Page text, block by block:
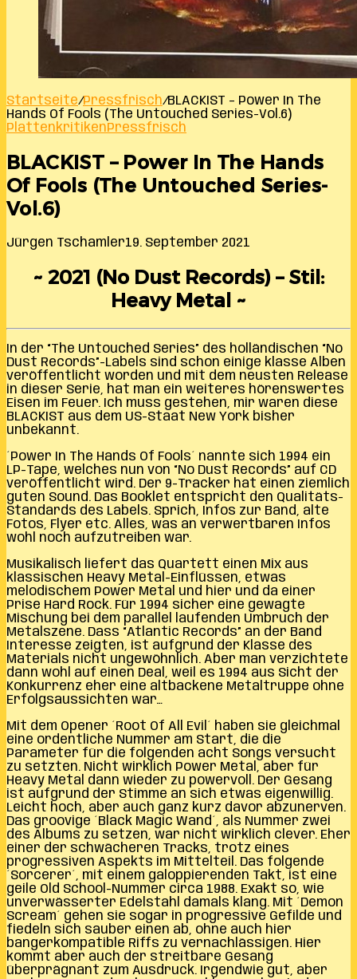
Startseite/Pressfrisch/BLACKIST – Power In The
Hands Of Fools (The Untouched Series-Vol.6)
PlattenkritikenPressfrisch
BLACKIST – Power In The Hands
Of Fools (The Untouched Series-
Vol.6)
Jürgen Tschamler19. September 2021
~ 2021 (No Dust Records) – Stil:
Heavy Metal ~
In der “The Untouched Series” des holländischen “No
Dust Records”-Labels sind schon einige klasse Alben
veröffentlicht worden und mit dem neusten Release
in dieser Serie, hat man ein weiteres hörenswertes
Eisen im Feuer. Ich muss gestehen, mir waren diese
BLACKIST aus dem US-Staat New York bisher
unbekannt.
´Power In The Hands Of Fools´ nannte sich 1994 ein
LP-Tape, welches nun von “No Dust Records” auf CD
veröffentlicht wird. Der 9-Tracker hat einen ziemlich
guten Sound. Das Booklet entspricht den Qualitäts-
Standards des Labels. Sprich, Infos zur Band, alte
Fotos, Flyer etc. Alles, was an verwertbaren Infos
wohl noch aufzutreiben war.
Musikalisch liefert das Quartett einen Mix aus
klassischen Heavy Metal-Einflüssen, etwas
melodischem Power Metal und hier und da einer
Prise Hard Rock. Für 1994 sicher eine gewagte
Mischung bei dem parallel laufenden Umbruch der
Metalszene. Dass “Atlantic Records” an der Band
Interesse zeigten, ist aufgrund der Klasse des
Materials nicht ungewöhnlich. Aber man verzichtete
dann wohl auf einen Deal, weil es 1994 aus Sicht der
Konkurrenz eher eine altbackene Metaltruppe ohne
Erfolgsaussichten war…
Mit dem Opener ´Root Of All Evil´ haben sie gleichmal
eine ordentliche Nummer am Start, die die
Parameter für die folgenden acht Songs versucht
zu setzten. Nicht wirklich Power Metal, aber für
Heavy Metal dann wieder zu powervoll. Der Gesang
ist aufgrund der Stimme an sich etwas eigenwillig.
Leicht hoch, aber auch ganz kurz davor abzunerven.
Das groovige ´Black Magic Wand´, als Nummer zwei
des Albums zu setzen, war nicht wirklich clever. Eher
einer der schwächeren Tracks, trotz eines
progressiven Aspekts im Mittelteil. Das folgende
´Sorcerer´, mit einem galoppierenden Takt, ist eine
geile Old School-Nummer circa 1988. Exakt so, wie
unverwässerter Edelstahl damals klang. Mit ´Demon
Scream´ gehen sie sogar in progressive Gefilde und
fiedeln sich sauber einen ab, ohne auch hier
bangerkompatible Riffs zu vernachlässigen. Hier
kommt aber auch der streitbare Gesang
überprägnant zum Ausdruck. Irgendwie gut, aber